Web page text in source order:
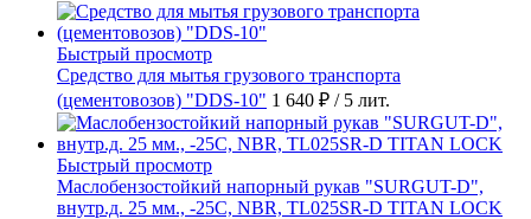
Быстрый просмотр
Средство для мытья грузового транспорта
(цементовозов) "DDS-10" 1 640 ₽ / 5 лит.
Быстрый просмотр
Маслобензостойкий напорный рукав "SURGUT-D",
внутр.д. 25 мм., -25C, NBR, TL025SR-D TITAN LOCK